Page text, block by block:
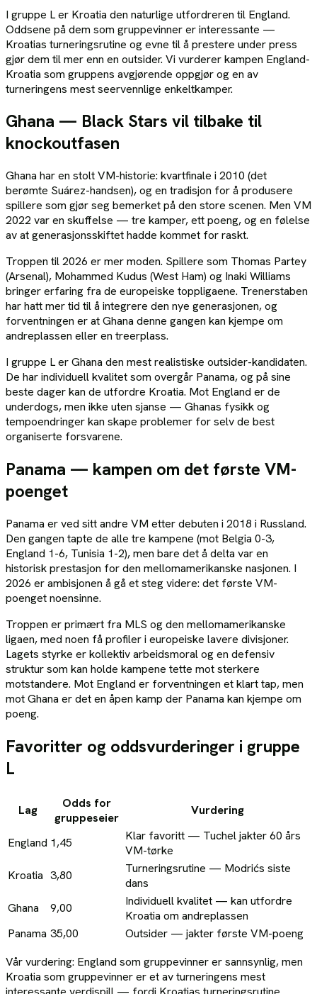
I gruppe L er Kroatia den naturlige utfordreren til England.
Oddsene på dem som gruppevinner er interessante —
Kroatias turneringsrutine og evne til å prestere under press
gjør dem til mer enn en outsider. Vi vurderer kampen England-
Kroatia som gruppens avgjørende oppgjør og en av
turneringens mest seervennlige enkeltkamper.
Ghana — Black Stars vil tilbake til
knockoutfasen
Ghana har en stolt VM-historie: kvartfinale i 2010 (det
berømte Suárez-handsen), og en tradisjon for å produsere
spillere som gjør seg bemerket på den store scenen. Men VM
2022 var en skuffelse — tre kamper, ett poeng, og en følelse
av at generasjonsskiftet hadde kommet for raskt.
Troppen til 2026 er mer moden. Spillere som Thomas Partey
(Arsenal), Mohammed Kudus (West Ham) og Inaki Williams
bringer erfaring fra de europeiske toppligaene. Trenerstaben
har hatt mer tid til å integrere den nye generasjonen, og
forventningen er at Ghana denne gangen kan kjempe om
andreplassen eller en treerplass.
I gruppe L er Ghana den mest realistiske outsider-kandidaten.
De har individuell kvalitet som overgår Panama, og på sine
beste dager kan de utfordre Kroatia. Mot England er de
underdogs, men ikke uten sjanse — Ghanas fysikk og
tempoendringer kan skape problemer for selv de best
organiserte forsvarene.
Panama — kampen om det første VM-
poenget
Panama er ved sitt andre VM etter debuten i 2018 i Russland.
Den gangen tapte de alle tre kampene (mot Belgia 0-3,
England 1-6, Tunisia 1-2), men bare det å delta var en
historisk prestasjon for den mellomamerikanske nasjonen. I
2026 er ambisjonen å gå et steg videre: det første VM-
poenget noensinne.
Troppen er primært fra MLS og den mellomamerikanske
ligaen, med noen få profiler i europeiske lavere divisjoner.
Lagets styrke er kollektiv arbeidsmoral og en defensiv
struktur som kan holde kampene tette mot sterkere
motstandere. Mot England er forventningen et klart tap, men
mot Ghana er det en åpen kamp der Panama kan kjempe om
poeng.
Favoritter og oddsvurderinger i gruppe
L
Lag
Odds for
gruppeseier
Vurdering
England 1,45
Klar favoritt — Tuchel jakter 60 års
VM-tørke
Kroatia 3,80
Turneringsrutine — Modrićs siste
dans
Ghana
9,00
Individuell kvalitet — kan utfordre
Kroatia om andreplassen
Panama 35,00
Outsider — jakter første VM-poeng
Vår vurdering: England som gruppevinner er sannsynlig, men
Kroatia som gruppevinner er et av turneringens mest